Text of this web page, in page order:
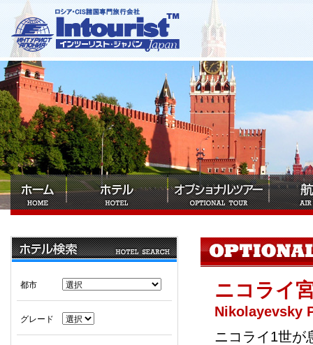
ニコライ
Nikolayevsky
ニコライ1世が
都市
グレード